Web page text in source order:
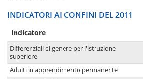
INDICATORI AI CONFINI DEL 2011
Indicatore
Differenziali di genere per l'istruzione
superiore
Adulti in apprendimento permanente